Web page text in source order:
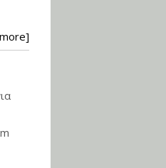
Βασικά στοιχεία
Τουλόγλου